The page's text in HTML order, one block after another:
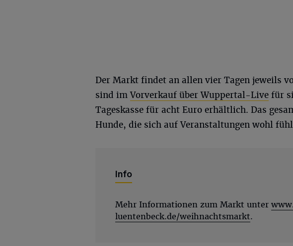
Der Markt findet an allen vier Tagen jeweils
sind imVorverkauf über Wuppertal-Live für
Tageskasse für acht Euro erhältlich. Das
Hunde, die sich auf Veranstaltungen wohl
Info
Mehr Informationen zum Markt unter
luentenbeck.de/weihnachtsmarkt.